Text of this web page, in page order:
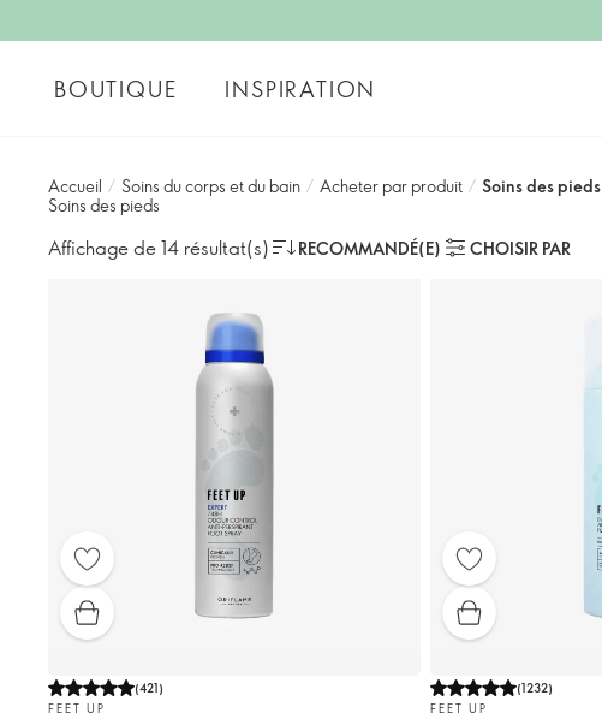
BOUTIQUE INSPIRATION
Accueil / Soins du corps et du bain / Acheter par produit / Soins des pieds
Soins des pieds
Affichage de 14 résultat(s) RECOMMANDÉ(E) CHOISIR PAR
(421)
FEET UP
(1232)
FEET UP